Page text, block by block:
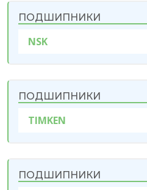
ПОДШИПНИКИ
NSK
ПОДШИПНИКИ
TIMKEN
ПОДШИПНИКИ